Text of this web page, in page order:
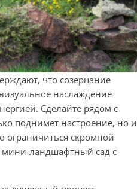
что созерцание
наслаждение
Сделайте рядом с
поднимет настроение, но и
ограничиться скромной
мини-ландшафтный сад с